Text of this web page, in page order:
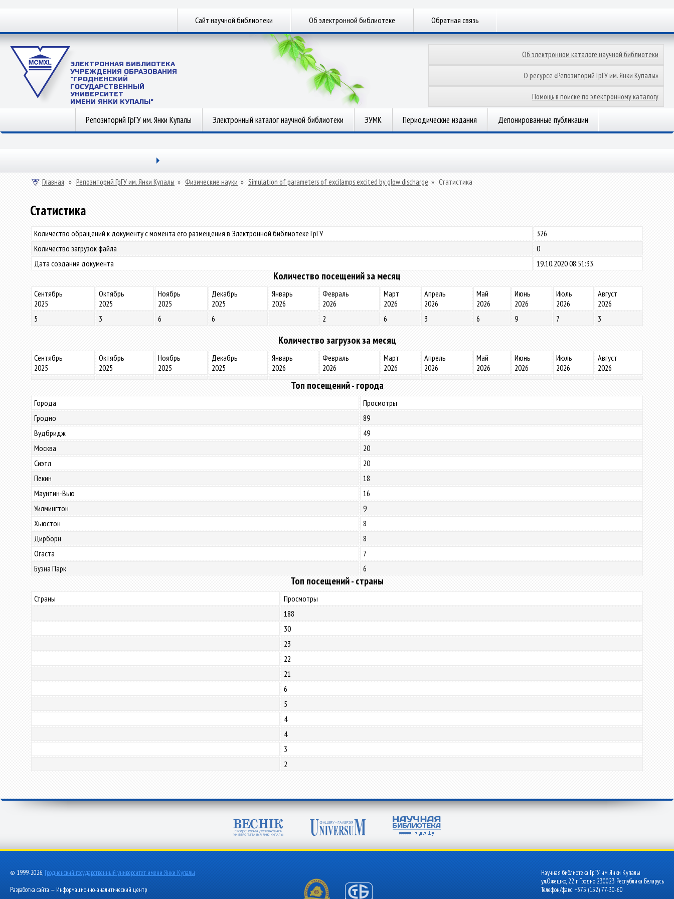
Сайт научной библиотеки Об электронной библиотеке Обратная связь
ЭЛЕКТРОННАЯ БИБЛИОТЕКА
УЧРЕЖДЕНИЯ ОБРАЗОВАНИЯ
"ГРОДНЕНСКИЙ
ГОСУДАРСТВЕННЫЙ
УНИВЕРСИТЕТ
ИМЕНИ ЯНКИ КУПАЛЫ"
Об электронном каталоге научной библиотеки
О ресурсе «Репозиторий ГрГУ им. Янки Купалы»
Помощь в поиске по электронному каталогу
Репозиторий ГрГУ им. Янки Купалы Электронный каталог научной библиотеки ЭУМК Периодические издания Депонированные публикации
Главная » Репозиторий ГрГУ им. Янки Купалы » Физические науки » Simulation of parameters of excilamps excited by glow discharge » Статистика
Статистика
Количество обращений к документу с момента его размещения в Электронной библиотеке ГрГУ
326
Количество загрузок файла
0
Дата создания документа
19.10.2020 08:51:33.
Количество посещений за месяц
Сентябрь
2025
Октябрь
2025
Ноябрь
2025
Декабрь
2025
Январь
2026
Февраль
2026
Март
2026
Апрель
2026
Май
2026
Июнь
2026
Июль
2026
Август
2026
5
3 6 6 2 6 3 6 9 7 3
Количество загрузок за месяц
Сентябрь
2025
Октябрь
2025
Ноябрь
2025
Декабрь
2025
Январь
2026
Февраль
2026
Март
2026
Апрель
2026
Май
2026
Июнь
2026
Июль
2026
Август
2026
Топ посещений - города
Города
Просмотры
Гродно
89
Вудбридж
49
Москва
20
Сиэтл
20
Пекин
18
Маунтин-Вью
16
Уилмингтон
9
Хьюстон
8
Дирборн
8
Огаста
7
Буэна Парк
6
Топ посещений - страны
Страны
Просмотры
188
30
23
22
21
6
5
4
4
3
2
© 1999-2026, Гродненский государственный университет имени Янки Купалы
Разработка сайта — Информационно-аналитический центр
Научная библиотека ГрГУ им. Янки Купалы
ул.Ожешко, 22 г. Гродно 230023 Республика Беларусь
Телефон/факс: +375 (152) 77-30-60